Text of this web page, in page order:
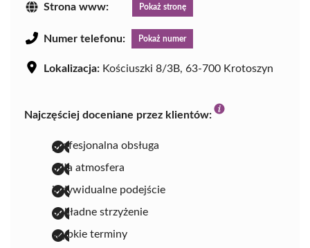
Strona www: Pokaż stronę
Numer telefonu: Pokaż numer
Lokalizacja: Kościuszki 8/3B, 63-700 Krotoszyn
Najczęściej doceniane przez klientów:
profesjonalna obsługa
miła atmosfera
indywidualne podejście
dokładne strzyżenie
szybkie terminy